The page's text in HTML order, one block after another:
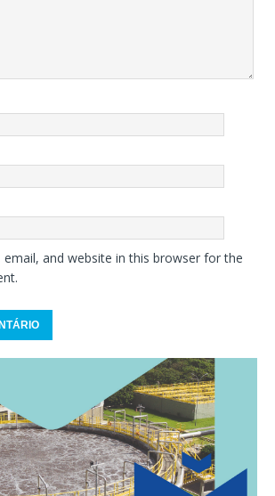
email, and website in this browser for the